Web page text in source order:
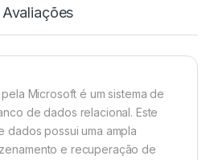
Avaliações
Microsoft é um sistema de
de dados relacional. Este
possui uma ampla
e recuperação de